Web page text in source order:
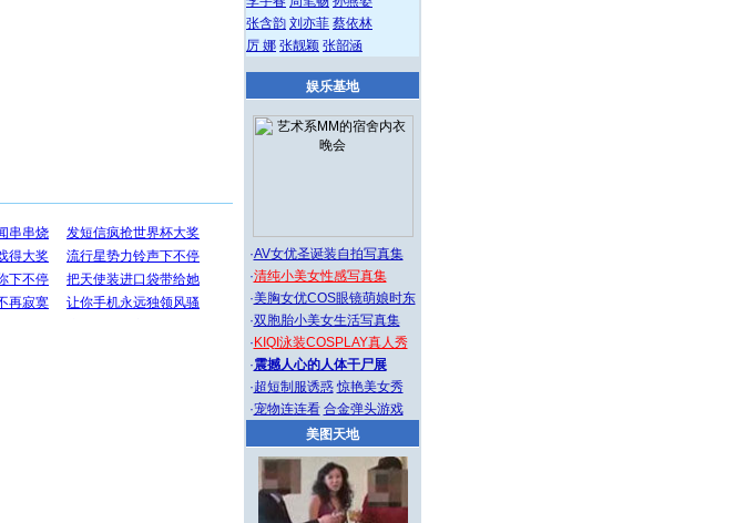
张含韵 刘亦菲 蔡依林
厉 娜 张靓颖 张韶涵
娱乐基地
·AV女优圣诞装自拍写真集
·清纯小美女性感写真集
·美胸女优COS眼镜萌娘时东
·双胞胎小美女生活写真集
· KIQI泳装COSPLAY真人秀
·震撼人心的人体干尸展
·超短制服诱惑 惊艳美女秀
·宠物连连看 合金弹头游戏
美图天地